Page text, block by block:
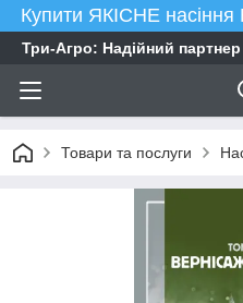
Купити ЯКІСНЕ
Три-Агро: Надійний
Товари та послуги